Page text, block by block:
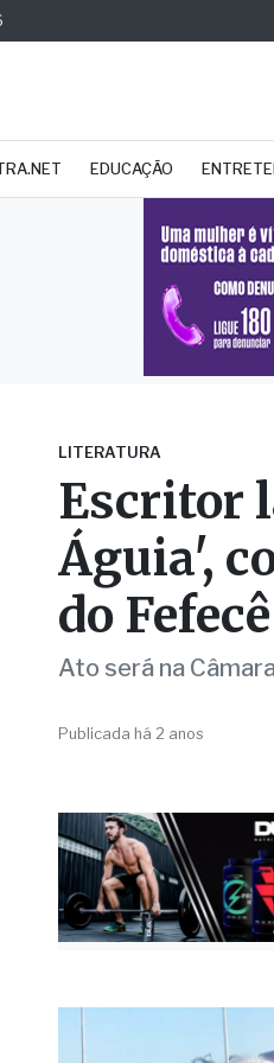
EDUCAÇÃO
Escritor
Águia',
do Fefecê
Ato será na